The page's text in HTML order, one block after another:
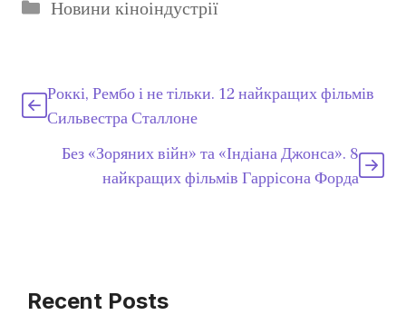
Категорії
Новини кіноіндустрії
Роккі, Рембо і не тільки. 12 найкращих фільмів
Сильвестра Сталлоне
Без «Зоряних війн» та «Індіана Джонса». 8
найкращих фільмів Гаррісона Форда
Recent Posts